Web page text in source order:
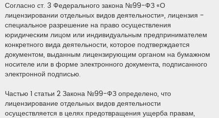
Согласно ст. 3 Федерального закона №99-ФЗ «О
лицензировании отдельных видов деятельности», лицензия -
специальное разрешение на право осуществления
юридическим лицом или индивидуальным предпринимателем
конкретного вида деятельности, которое подтверждается
документом, выданным лицензирующим органом на бумажном
носителе или в форме электронного документа, подписанного
электронной подписью.
Частью 1 статьи 2 Закона №99-ФЗ определено, что
лицензирование отдельных видов деятельности
осуществляется в целях предотвращения ущерба правам,